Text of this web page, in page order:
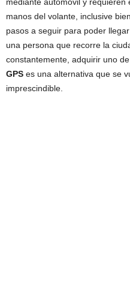
manos del volante, inclusive
pasos a seguir para poder
una persona que recorre la
constantemente, adquirir uno
GPS es una alternativa que se
imprescindible.